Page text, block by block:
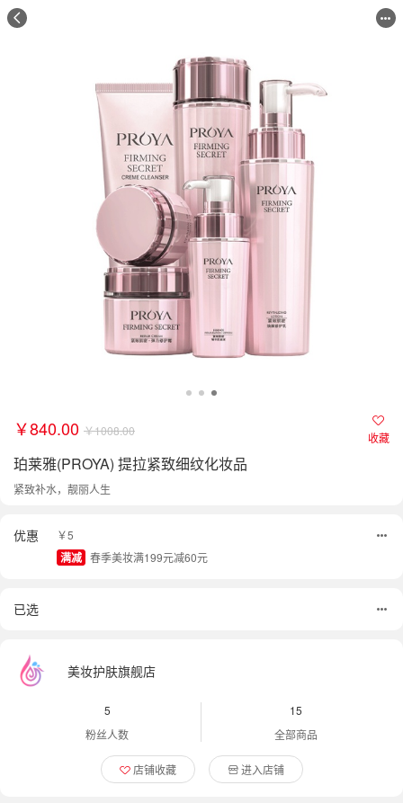
￥840.00 ￥1008.00 收藏
珀莱雅(PROYA) 提拉紧致细纹化妆品
紧致补水，靓丽人生
优惠 ￥5
满减 春季美妆满199元减60元
已选
美妆护肤旗舰店
5
粉丝人数
15
全部商品
店铺收藏 进入店铺